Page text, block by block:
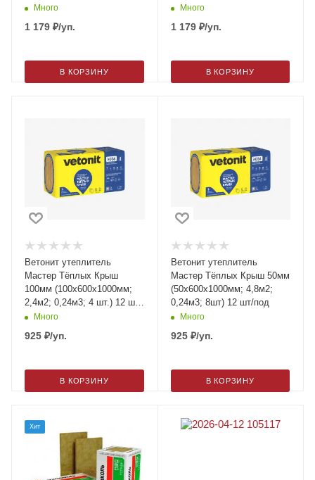
Много
1 179 ₽/уп.
В КОРЗИНУ
(40шт/подд)
Много
1 179₽/уп.
В КОРЗИНУ
Ветонит утеплитель
Мастер Тёплых Крыш
100мм (100х600х1000мм;
2,4м2; 0,24м3; 4 шт.) 12 шт/
подМного
925 ₽/уп.
В КОРЗИНУ
Ветонит утеплитель
Мастер Тёплых Крыш 50мм
(50х600х1000мм; 4,8м2;
0,24м3; 8шт) 12 шт/под
Много
925₽/уп.
В КОРЗИНУ
Хит